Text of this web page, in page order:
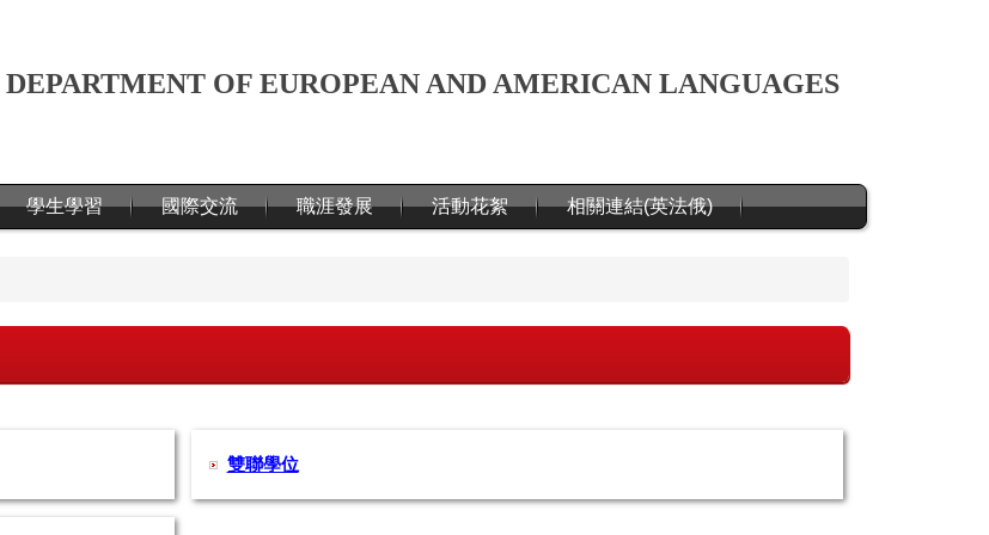
DEPARTMENT OF EUROPEAN AND AMERICAN LANGUAGES
學生學習 國際交流 職涯發展 活動花絮 相關連結(英法俄)
雙聯學位